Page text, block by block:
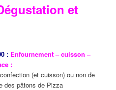
et
: Enfournement – cuisson –
:
(et cuisson) ou non de
des pâtons de Pizza